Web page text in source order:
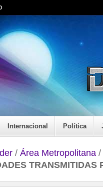
Internacional Política
/ Área Metropolitana /
TRANSMITIDAS